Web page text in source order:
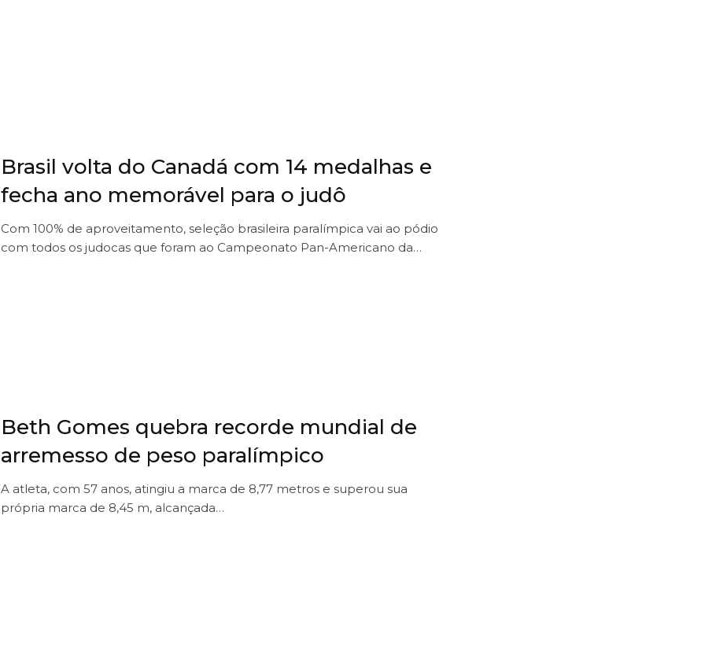
Brasil volta do Canadá com 14 medalhas e
fecha ano memorável para o judô
Com 100% de aproveitamento, seleção brasileira paralímpica vai ao pódio
com todos os judocas que foram ao Campeonato Pan-Americano da…
Beth Gomes quebra recorde mundial de
arremesso de peso paralímpico
A atleta, com 57 anos, atingiu a marca de 8,77 metros e superou sua
própria marca de 8,45 m, alcançada…